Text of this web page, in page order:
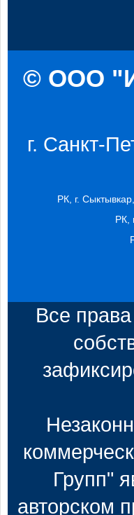
© ООО
г. Санкт-
РК, г.
РК,
Все
Групп"
авторском